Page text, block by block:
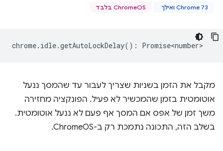
Chrome 73 ואילך ChromeOS בלבד
chrome. idle.getAutoLockDelay() : Promise<number>
מקבל את הזמן בשניות שצריך לעבור עד שהמסך ננעל
אוטומטית בזמן שהמכשיר לא פעיל. הפונקציה מחזירה
משך זמן של אפס אם המסך אף פעם לא ננעל אוטומטית.
בשלב הזה, התכונה נתמכת רק ב-ChromeOS.